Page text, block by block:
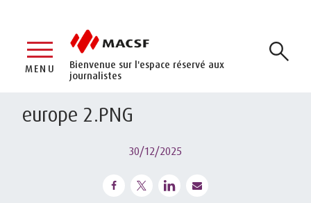
Bienvenue sur l'espace réservé aux
journalistes
MENU
europe 2.PNG
30/12/2025